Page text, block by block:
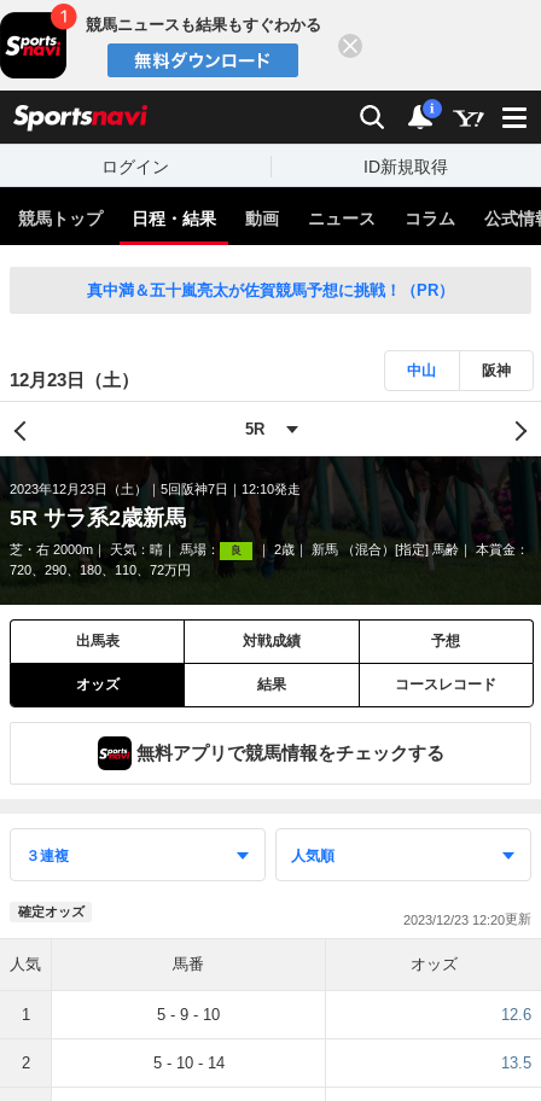
競馬ニュースも結果もすぐわかる
検索 通知
i
ログイン ID新規取得
競馬トップ 日程・結果 動画 ニュース コラム 公式情
真中満＆五十嵐亮太が佐賀競馬予想に挑戦！（PR）
12月23日（土） 中山 阪神
2023年12月23日（土） 5回阪神7日 12:10発走
5R サラ系2歳新馬
芝・右 2000m 天気： 晴 馬場： 良 2歳 新馬 （混合）[指定] 馬齢
本賞金：
720、290、180、110、72万円
出馬表 対戦成績 予想
オッズ 結果 コースレコード
無料アプリで競馬情報をチェックする
確定オッズ
2023/12/23 12:20
人気 馬番 オッズ
1 5 - 9 - 10 12.6
2 5 - 10 - 14 13.5